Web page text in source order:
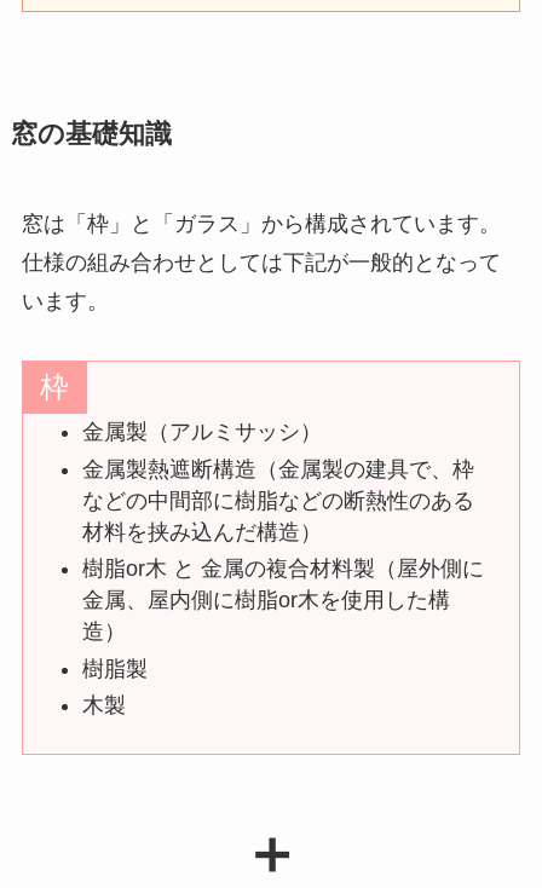
窓の基礎知識
窓は「枠」と「ガラス」から構成されています。
仕様の組み合わせとしては下記が一般的となって
います。
枠
金属製（アルミサッシ）
金属製熱遮断構造（金属製の建具で、枠
などの中間部に樹脂などの断熱性のある
材料を挟み込んだ構造）
樹脂or木 と 金属の複合材料製（屋外側に
金属、屋内側に樹脂or木を使用した構
造）
樹脂製
木製
＋